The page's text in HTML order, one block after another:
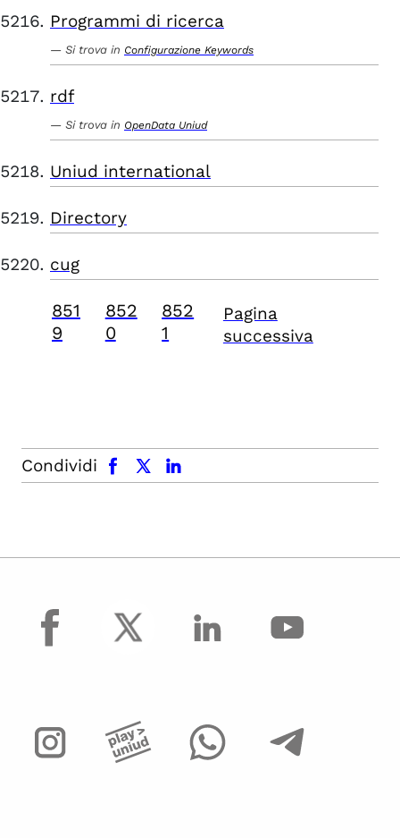
Programmi di ricerca
Si trova in Configurazione Keywords
rdf
Si trova in OpenData Uniud
Uniud international
Directory
cug
851
9
852
0
852
1
Pagina
successiva
Condividi
facebook x.com linkedin
facebook